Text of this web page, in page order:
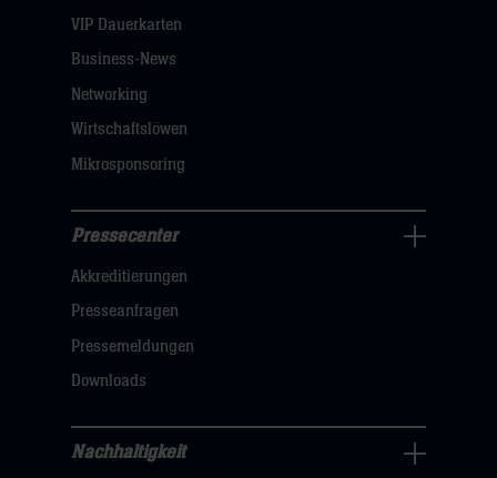
dann
klicken
VIP Dauerkarten
Business-News
Networking
Wirtschaftslöwen
Mikrosponsoring
Navigation
öffnen,
dann
klicken
hier
Pressecenter
Akkreditierungen
Presseanfragen
Pressemeldungen
Downloads
Nachhaltigkeit
Nachhaltigkeit